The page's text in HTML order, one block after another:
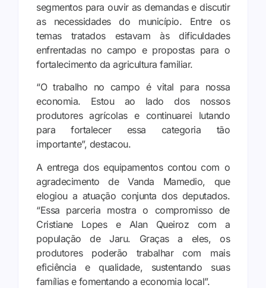
segmentos para ouvir as demandas e discutir
as necessidades do município. Entre os
temas tratados estavam às dificuldades
enfrentadas no campo e propostas para o
fortalecimento da agricultura familiar.
“O trabalho no campo é vital para nossa
economia. Estou ao lado dos nossos
produtores agrícolas e continuarei lutando
para fortalecer essa categoria tão
importante”, destacou.
A entrega dos equipamentos contou com o
agradecimento de Vanda Mamedio, que
elogiou a atuação conjunta dos deputados.
“Essa parceria mostra o compromisso de
Cristiane Lopes e Alan Queiroz com a
população de Jaru. Graças a eles, os
produtores poderão trabalhar com mais
eficiência e qualidade, sustentando suas
famílias e fomentando a economia local”.